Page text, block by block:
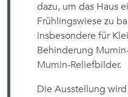
dazu, um das Haus
Frühlingswiese zu
insbesondere für
Behinderung
Mumin-Reliefbilder.
Die Ausstellung